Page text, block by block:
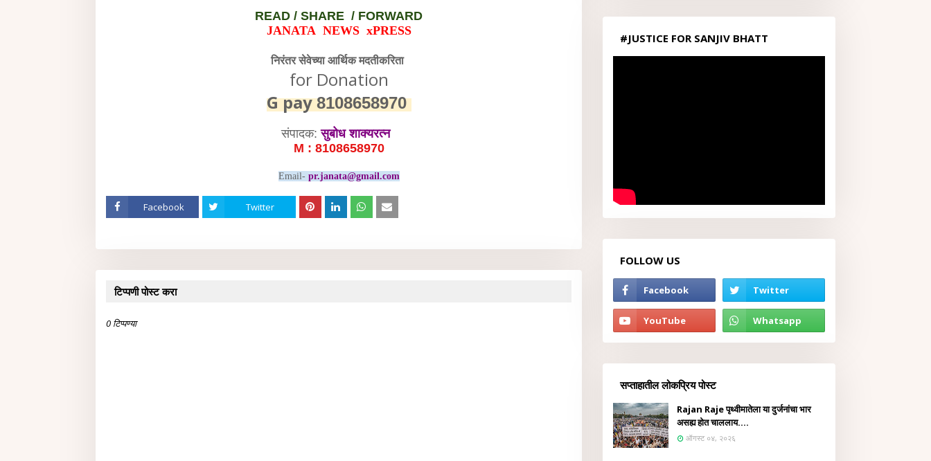
READ / SHARE / FORWARD
JANATA NEWS xPRESS
निरंतर सेवेच्या आर्थिक मदतीकरिता
for Donation
G pay8108658970
संपादक:सुबोध शाक्यरत्न
M : 8108658970
Email- pr.janata@gmail.com
Facebook Twitter
टिप्पणी पोस्ट करा
0 टिप्पण्या
#JUSTICE FOR SANJIV BHATT
FOLLOW US
सप्ताहातील लोकप्रिय पोस्ट
Rajan Raje पृथ्वीमातेला या दुर्जनांचा भार
असह्य होत चाललाय....
ऑगस्ट ०४, २०२६